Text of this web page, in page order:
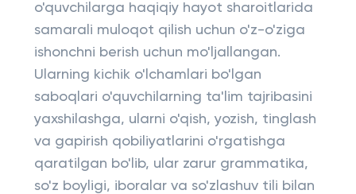
o'quvchilarga haqiqiy hayot sharoitlarida
samarali muloqot qilish uchun o'z-o'ziga
ishonchni berish uchun mo'ljallangan.
Ularning kichik o'lchamlari bo'lgan
saboqlari o'quvchilarning ta'lim tajribasini
yaxshilashga, ularni o'qish, yozish, tinglash
va gapirish qobiliyatlarini o'rgatishga
qaratilgan bo'lib, ular zarur grammatika,
so'z boyligi, iboralar va so'zlashuv tili bilan